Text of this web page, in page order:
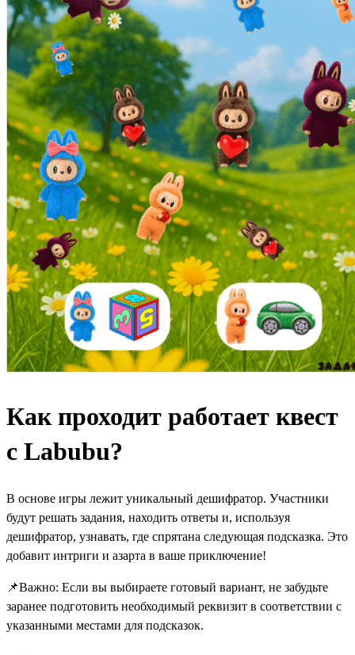
Как проходит работает квест
с Labubu?
В основе игры лежит уникальный дешифратор. Участники
будут решать задания, находить ответы и, используя
дешифратор, узнавать, где спрятана следующая подсказка. Это
добавит интриги и азарта в ваше приключение!
📌Важно: Если вы выбираете готовый вариант, не забудьте
заранее подготовить необходимый реквизит в соответствии с
указанными местами для подсказок.